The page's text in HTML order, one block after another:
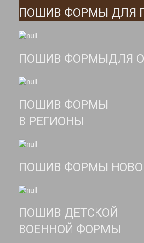
ПОШИВ ФОРМЫ ДЛЯ
ПОШИВ ФОРМЫДЛЯ
ПОШИВ ФОРМЫ
В РЕГИОНЫ
ПОШИВ ФОРМЫ
ПОШИВ ДЕТСКОЙ
ВОЕННОЙ ФОРМЫ